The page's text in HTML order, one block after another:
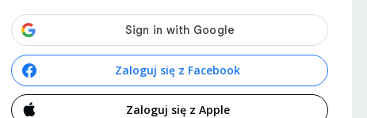
Zaloguj się z Facebook
Zaloguj się z Apple